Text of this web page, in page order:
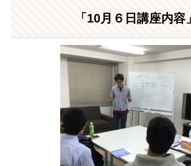
活躍中の卒業生・受講生
お問い合わせ
「10月６日講座内容」